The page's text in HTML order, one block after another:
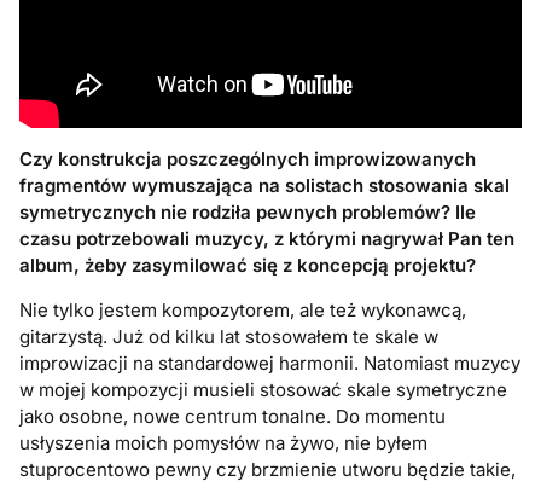
Czy konstrukcja poszczególnych improwizowanych
fragmentów wymuszająca na solistach stosowania skal
symetrycznych nie rodziła pewnych problemów? Ile
czasu potrzebowali muzycy, z którymi nagrywał Pan ten
album,żeby zasymilować się z koncepcją projektu?
Nie tylko jestem kompozytorem, ale też wykonawcą,
gitarzystą. Już od kilku lat stosowałem te skale w
improwizacji na standardowej harmonii. Natomiast muzycy
w mojej kompozycji musieli stosować skale symetryczne
jako osobne, nowe centrum tonalne. Do momentu
usłyszenia moich pomysłów na żywo, nie byłem
stuprocentowo pewny czy brzmienie utworu będzie takie,